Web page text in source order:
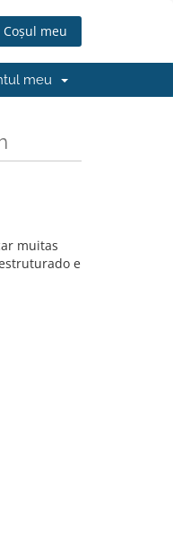
Coșul meu
meu
muitas
e